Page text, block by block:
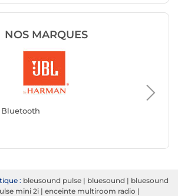
NOS MARQUES
Avizar
: bleusound pulse | bluesound | bluesound
mini 2i | enceinte multiroom radio |